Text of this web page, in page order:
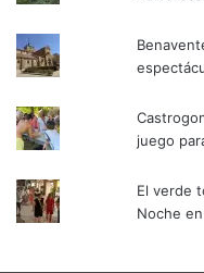
juego
El verde
Noche